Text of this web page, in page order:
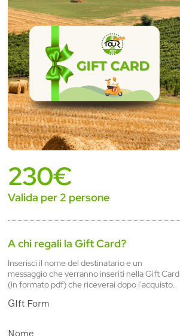
230€
Valida per 2 persone
A chi regali la Gift Card?
Inserisci il nome del destinatario e un
messaggio che verranno inseriti nella Gift Card
(in formato pdf) che riceverai dopo l'acquisto.
GIft Form
Nome